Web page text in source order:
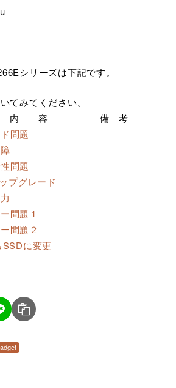
シリーズは下記です。
てみてください。
内 容
備 考
問題
問題
プグレード
問題１
問題２
に変更